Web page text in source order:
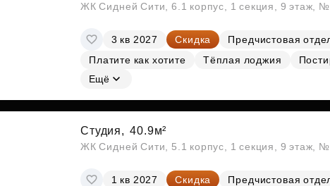
ЖК Сидней Сити, 6.1 корпус, 1 секция, 9 этаж,
3 кв 2027 Скидка
Предчистовая
Платите как хотите
Тёплая лоджия
Ещё
Студия, 40.9м²
ЖК Сидней Сити, 5.1 корпус, 1 секция, 9 этаж,
1 кв 2027 Скидка
Предчистовая